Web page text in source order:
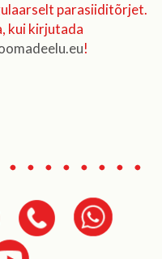
parasiiditõrjet.
kui kirjutada
!